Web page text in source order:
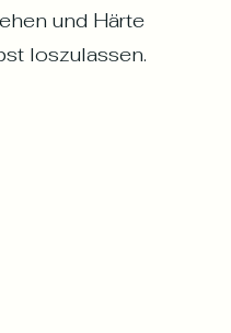
und Härte
loszulassen.